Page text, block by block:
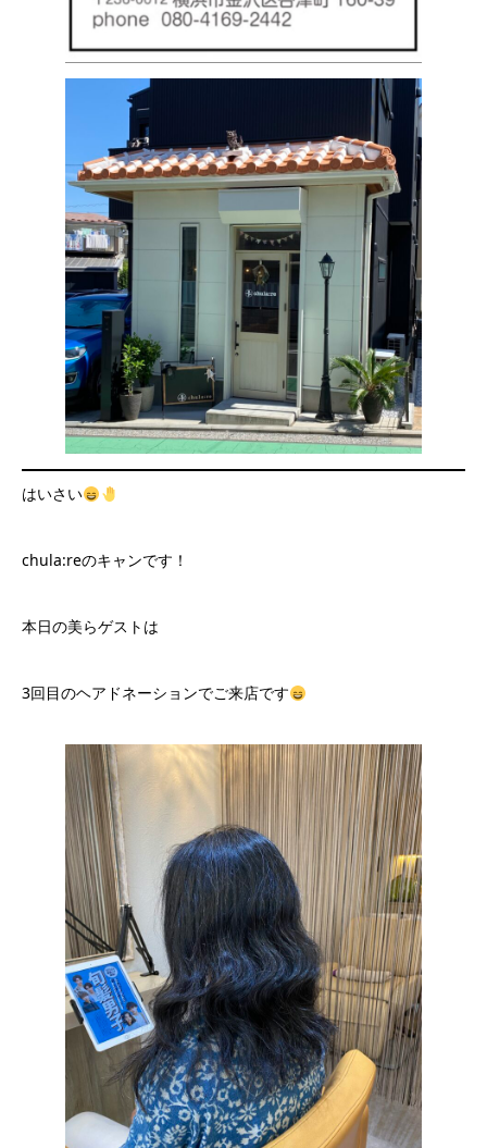
はいさい
chula:reのキャンです！
本日の美らゲストは
3回目のヘアドネーションでご来店です